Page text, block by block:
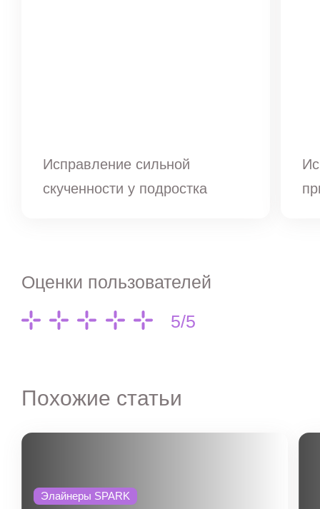
Исправление сильной
скученности у подростка
Оценки пользователей
5/5
Похожие статьи
Элайнеры SPARK